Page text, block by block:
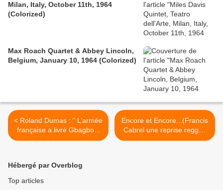
Milan, Italy, October 11th, 1964
(Colorized)
Max Roach Quartet & Abbey Lincoln,
Belgium, January 10, 1964 (Colorized)
< Roland Dumas : " L’armée
française a livré Gbagbo à
son adversaire "
Encore et Encore...(Francis
Cabrel une reprise reggae
par il est cinq heures 02 -
Hébergé par Overblog
Top articles